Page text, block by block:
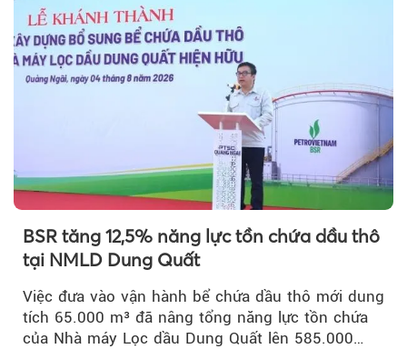
BSR tăng 12,5% năng lực tồn chứa dầu thô
tại NMLD Dung Quất
Việc đưa vào vận hành bể chứa dầu thô mới dung
tích 65.000 m³ đã nâng tổng năng lực tồn chứa
của Nhà máy Lọc dầu Dung Quất lên 585.000